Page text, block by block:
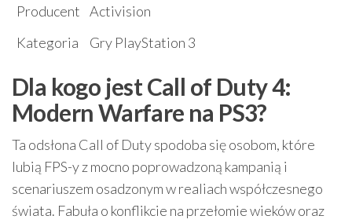
Producent Activision
Kategoria
Gry PlayStation 3
Dla kogo jest Call of Duty 4:
Modern Warfare na PS3?
Ta odsłona Call of Duty spodoba się osobom, które
lubią FPS-y z mocno poprowadzoną kampanią i
scenariuszem osadzonym w realiach współczesnego
świata. Fabuła o konflikcie na przełomie wieków oraz